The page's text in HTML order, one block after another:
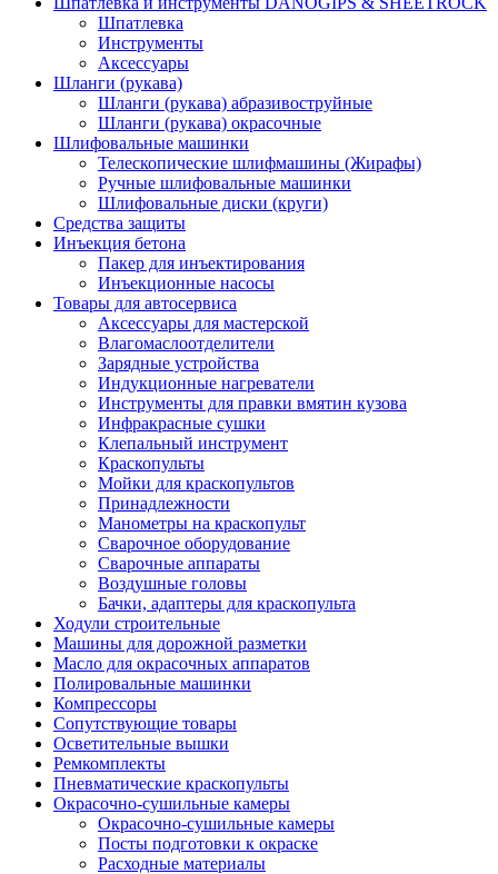
Шпатлевка
Инструменты
Аксессуары
Шланги (рукава)
Шланги (рукава) абразивоструйные
Шланги (рукава) окрасочные
Шлифовальные машинки
Телескопические шлифмашины (Жирафы)
Ручные шлифовальные машинки
Шлифовальные диски (круги)
Средства защиты
Инъекция бетона
Пакер для инъектирования
Инъекционные насосы
Товары для автосервиса
Аксессуары для мастерской
Влагомаслоотделители
Зарядные устройства
Индукционные нагреватели
Инструменты для правки вмятин кузова
Инфракрасные сушки
Клепальный инструмент
Краскопульты
Мойки для краскопультов
Принадлежности
Манометры на краскопульт
Сварочное оборудование
Сварочные аппараты
Воздушные головы
Бачки, адаптеры для краскопульта
Ходули строительные
Машины для дорожной разметки
Масло для окрасочных аппаратов
Полировальные машинки
Компрессоры
Сопутствующие товары
Осветительные вышки
Ремкомплекты
Пневматические краскопульты
Окрасочно-сушильные камеры
Окрасочно-сушильные камеры
Посты подготовки к окраске
Расходные материалы